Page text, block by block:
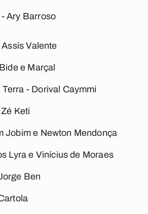
- Ary Barroso
Valente
e Marçal
Terra - Dorival Caymmi
Keti
Jobim e Newton Mendonça
Lyra e Vinícius de Moraes
Ben